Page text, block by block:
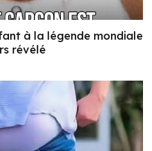
à la légende mondiale
révélé